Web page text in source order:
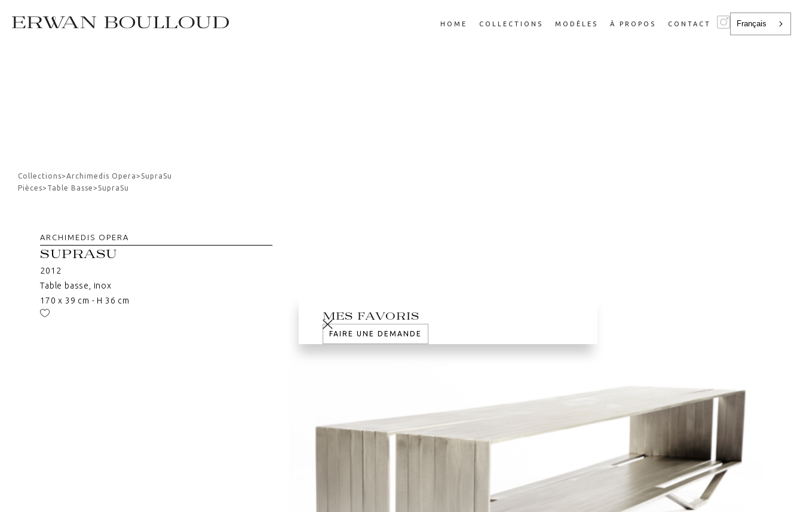
HOME COLLECTIONS MODÈLES À PROPOS CONTACT Français
MES FAVORIS
FAIRE UNE DEMANDE
Collections>Archimedis Opera> SupraSu
Pièces> Table Basse> SupraSu
ARCHIMEDIS OPERA
SUPRASU
2012
Table basse, inox
170 x 39 cm - H 36 cm